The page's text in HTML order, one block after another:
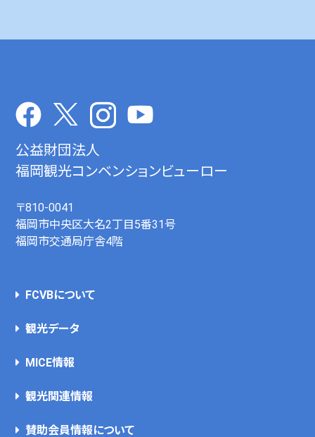
公益財団法人
福岡観光コンベンションビューロー
〒810-0041
福岡市中央区大名2丁目5番31号
福岡市交通局庁舎4階
FCVBについて
観光データ
MICE情報
観光関連情報
賛助会員情報について